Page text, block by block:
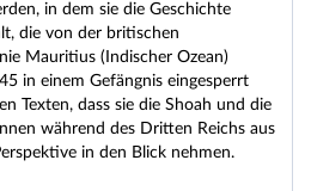
in dem sie die Geschichte
die von der britischen
Mauritius (Indischer Ozean)
in einem Gefängnis eingesperrt
Texten, dass sie die Shoah und die
während des Dritten Reichs aus
in den Blick nehmen.